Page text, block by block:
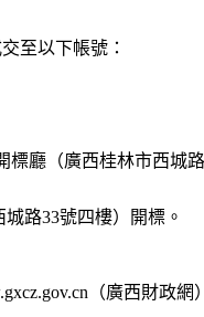
至以下帳號：
標廳（廣西桂林市西城路
城路33號四樓）開標。
（廣西財政網